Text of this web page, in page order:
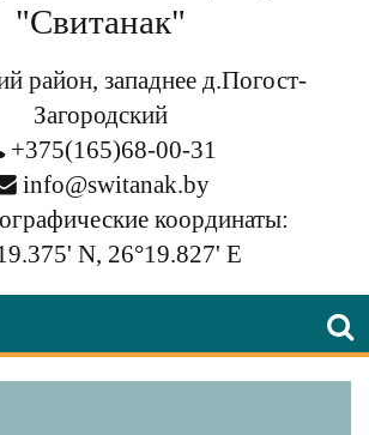
"Свитанак"
район, западнее д.Погост-
Загородский
+375(165)68-00-31
info@switanak.by
координаты:
N, 26°19.827' E